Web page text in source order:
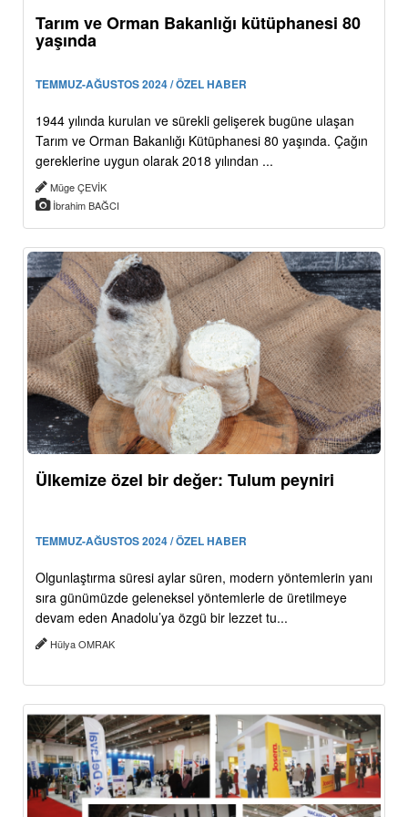
Tarım ve Orman Bakanlığı kütüphanesi 80
yaşında
TEMMUZ-AĞUSTOS 2024 / ÖZEL HABER
1944 yılında kurulan ve sürekli gelişerek bugüne ulaşan
Tarım ve Orman Bakanlığı Kütüphanesi 80 yaşında. Çağın
gereklerine uygun olarak 2018 yılından ...
Müge ÇEVİK
İbrahim BAĞCI
Ülkemize özel bir değer: Tulum peyniri
TEMMUZ-AĞUSTOS 2024 / ÖZEL HABER
Olgunlaştırma süresi aylar süren, modern yöntemlerin yanı
sıra günümüzde geleneksel yöntemlerle de üretilmeye
devam eden Anadolu’ya özgü bir lezzet tu...
Hülya OMRAK